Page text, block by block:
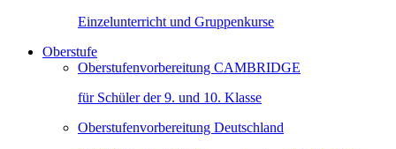
Einzelunterricht und Gruppenkurse
Oberstufe
Oberstufenvorbereitung CAMBRIDGE
für Schüler der 9. und 10. Klasse
Oberstufenvorbereitung Deutschland